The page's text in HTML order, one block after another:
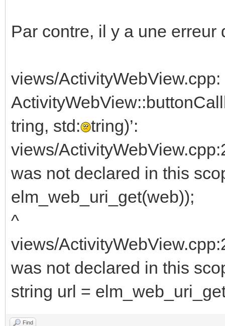
Par contre, il y a une
views/
tring, std:
tring)’:
views/
was not declared in this
elm_web_uri_get(web));
^
views/
was not declared in this
string url =
Find